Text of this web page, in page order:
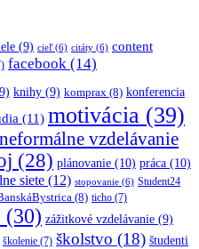
(9) cieľ(6) citáty (6) content
facebook (14)
knihy (9) komprax (8) konferencia
(11) motivácia (39)
neformálne vzdelávanie
(28) plánovanie (10) práca (10)
siete (12) stopovanie (6) Student24
(8) ticho (7)
(30) zážitkové vzdelávanie (9)
školenie (7) školstvo (18) študenti